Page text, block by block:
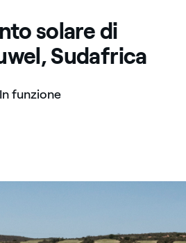
solare di
Sudafrica
In funzione